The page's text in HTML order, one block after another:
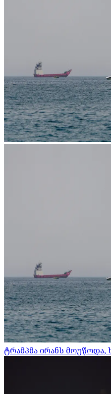
ტრამპმა ირანს მოუწოდა,